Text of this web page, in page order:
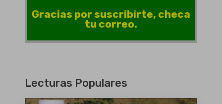
Gracias por suscribirte, checa
tu correo.
Lecturas Populares